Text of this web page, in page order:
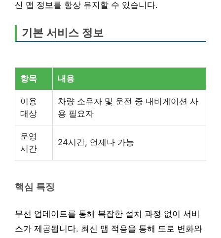
신 맵 정보를 항상 유지할 수 있습니다.
기본 서비스 정보
항목 내용
이용
대상
차량 소유자 및 운전 중 내비게이션 사
용 필요자
운영
시간
24시간, 언제나 가능
핵심 특징
무선 업데이트를 통해 복잡한 설치 과정 없이 서비
스가 제공됩니다. 최신 맵 적용을 통해 도로 변화와